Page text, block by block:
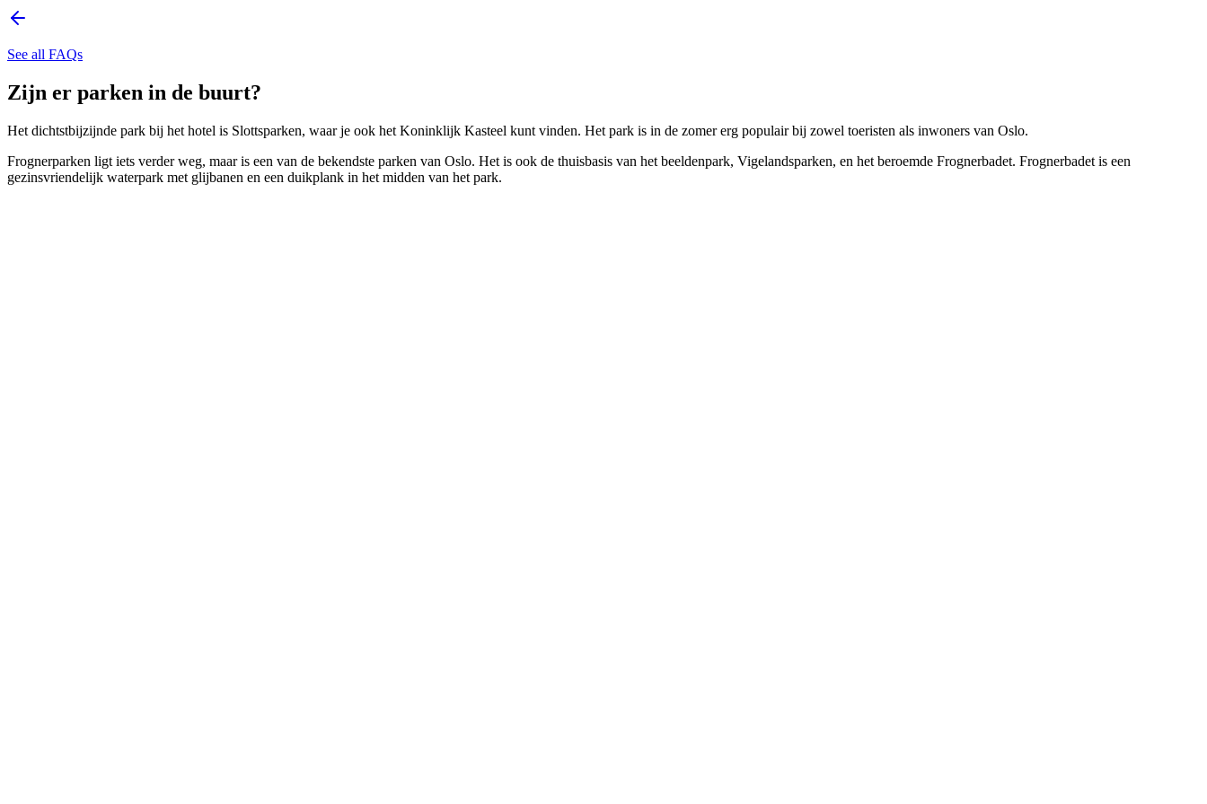
See all FAQs
Zijn er parken in de buurt?
Het dichtstbijzijnde park bij het hotel is Slottsparken, waar je ook het Koninklijk Kasteel kunt vinden. Het park is in de zomer erg populair bij zowel toeristen als inwoners van Oslo.
Frognerparken ligt iets verder weg, maar is een van de bekendste parken van Oslo. Het is ook de thuisbasis van het beeldenpark, Vigelandsparken, en het beroemde Frognerbadet. Frognerbadet is een
gezinsvriendelijk waterpark met glijbanen en een duikplank in het midden van het park.